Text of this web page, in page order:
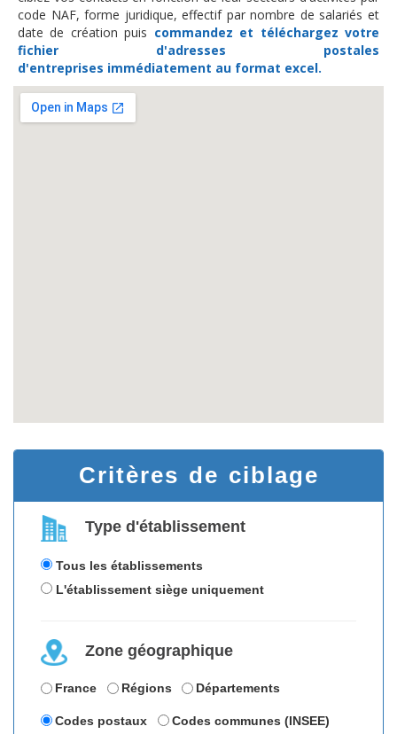
code NAF, forme juridique, effectif par nombre de salariés et
date de création puis commandez et téléchargezvotre
fichier d'adresses postales
d'entreprises immédiatement au format excel.
Critères de ciblage
Type d'établissement
Tous les établissements
L'établissement siège uniquement
Zone géographique
France Régions Départements
Codes postaux Codes communes (INSEE)